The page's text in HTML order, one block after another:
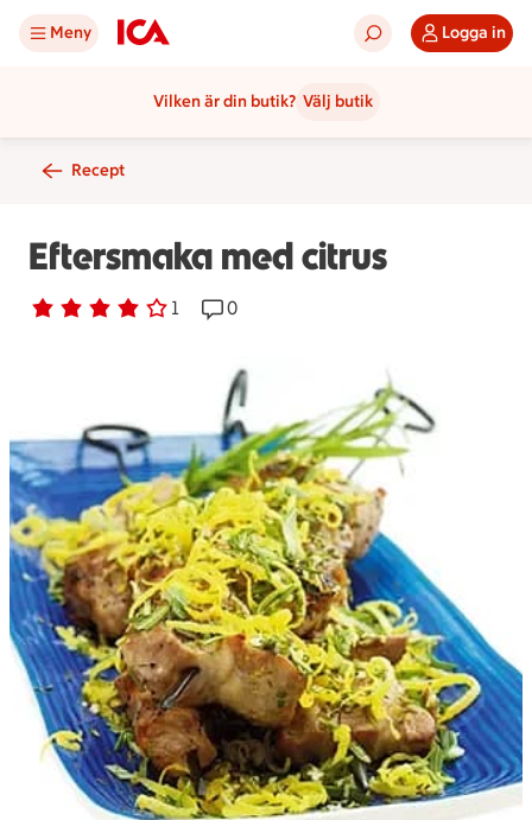
Meny Logga in
Vilken är din butik? Välj butik
Recept
Eftersmaka med citrus
Betyg 4 av 5. 1
1 personer har röstatReceptet har 0 kommentarer
0